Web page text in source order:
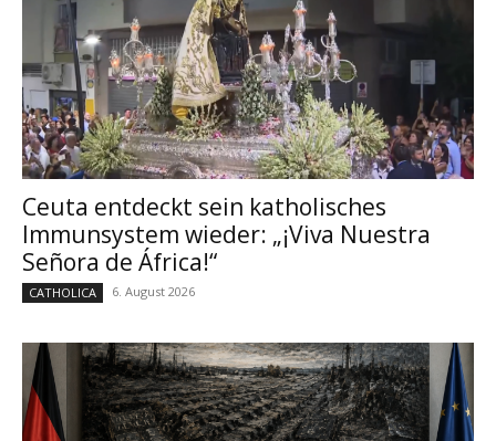
Ceuta entdeckt sein katholisches
Immunsystem wieder: „¡Viva Nuestra
Señora de África!“
CATHOLICA 6. August 2026